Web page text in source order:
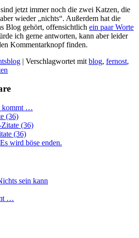
jetzt immer noch die zwei Katzen, die
wieder „nichts“. Außerdem hat die
Blog gehört, offensichtlich ein paar Worte
ich gerne antworten, kann aber leider
Kommentarknopf finden.
| Verschlagwortet mit blog, fernost,
kommt …
(36)
(36)
(36)
Es wird böse enden.
sein kann
…